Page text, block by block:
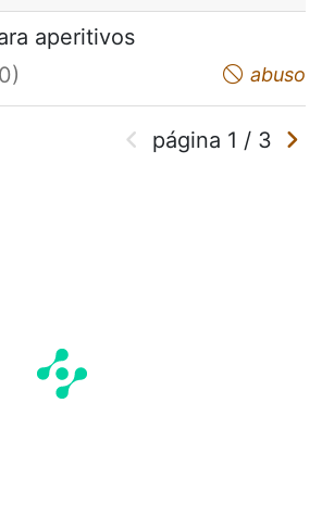
aperitivos
not appreciate abuso
página 1 / 3